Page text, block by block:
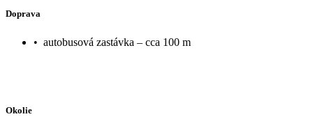
Doprava
• autobusová zastávka – cca 100 m
Okolie